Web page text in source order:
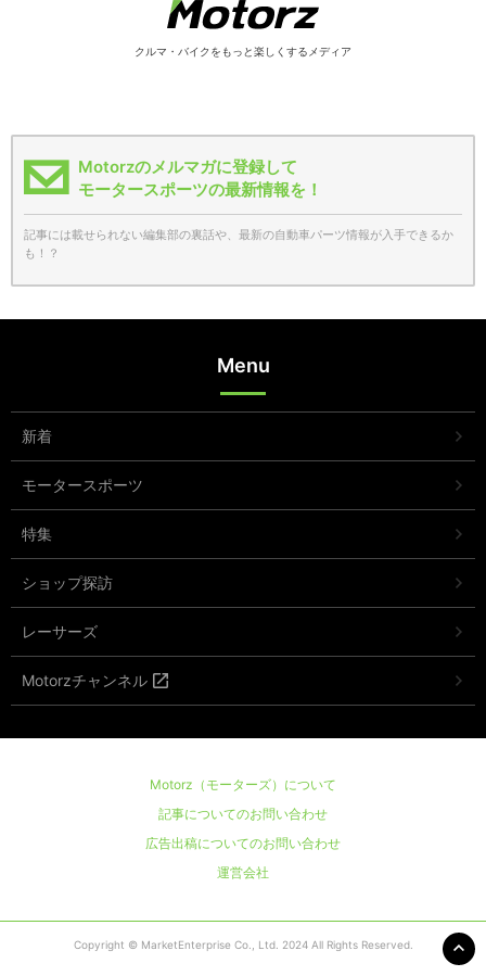
クルマ・バイクをもっと楽しくするメディア
Motorzのメルマガに登録して
モータースポーツの最新情報を！
記事には載せられない編集部の裏話や、最新の自動車パーツ情報が入手できるか
も！？
Menu
新着
モータースポーツ
特集
ショップ探訪
レーサーズ
Motorzチャンネル
Motorz（モーターズ）について
記事についてのお問い合わせ
広告出稿についてのお問い合わせ
運営会社
Copyright © MarketEnterprise Co., Ltd. 2024 All Rights Reserved.